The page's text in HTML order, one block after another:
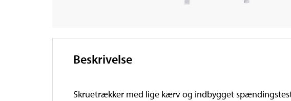
Beskrivelse
Skruetrækker med lige kærv og indbygget